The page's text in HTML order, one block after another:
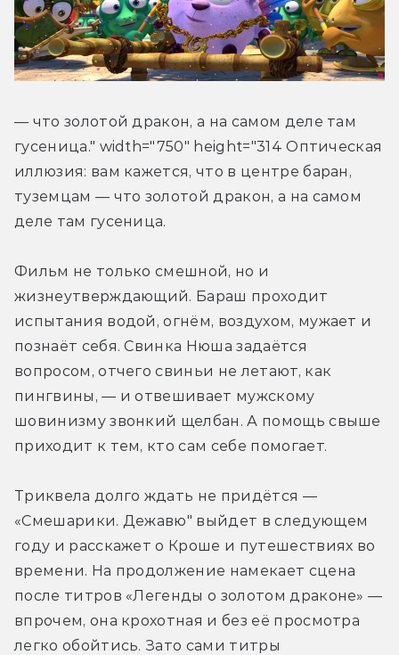
― что золотой дракон, а на самом деле там
гусеница." width="750" height="314 Оптическая
иллюзия: вам кажется, что в центре баран,
туземцам ― что золотой дракон, а на самом
деле там гусеница.
Фильм не только смешной, но и
жизнеутверждающий. Бараш проходит
испытания водой, огнём, воздухом, мужает и
познаёт себя. Свинка Нюша задаётся
вопросом, отчего свиньи не летают, как
пингвины, — и отвешивает мужскому
шовинизму звонкий щелбан. А помощь свыше
приходит к тем, кто сам себе помогает.
Триквела долго ждать не придётся —
«Смешарики. Дежавю" выйдет в следующем
году и расскажет о Кроше и путешествиях во
времени. На продолжение намекает сцена
после титров «Легенды о золотом драконе» —
впрочем, она крохотная и без её просмотра
легко обойтись. Зато сами титры